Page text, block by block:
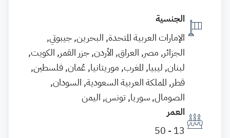
الجنسية
الإمارات العربية المتحدة, البحرين, جيبوتي,
الجزائر, مصر, العراق, الأردن, جزر القمر, الكويت,
لبنان, ليبيا, المغرب, موريتانيا, عُمان, فلسطين,
قطر, المملكة العربية السعودية, السودان,
الصومال, سوريا, تونس, اليمن
العمر
13 - 50